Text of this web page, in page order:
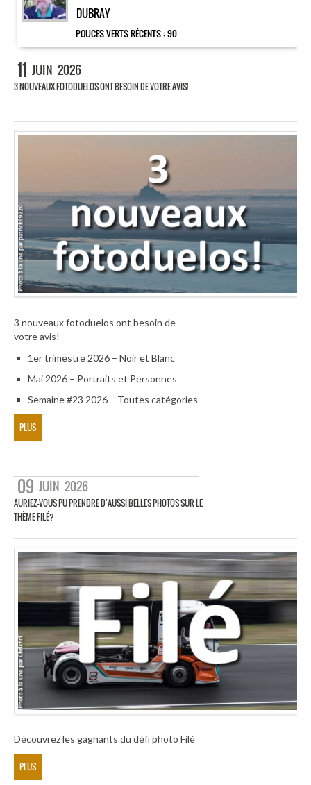
DUBRAY
POUCES VERTS RÉCENTS :90
11 JUIN 2026
3 NOUVEAUX FOTODUELOS ONT BESOIN DE VOTRE AVIS!
3 nouveaux fotoduelos ont besoin de
votre avis!
1er trimestre 2026 – Noir et Blanc
Mai 2026 – Portraits et Personnes
Semaine #23 2026 – Toutes catégories
PLUS
09 JUIN 2026
AURIEZ-VOUS PU PRENDRE D’AUSSI BELLES PHOTOS SUR LE
THÈME FILÉ?
Découvrez les gagnants du défi photo Filé
PLUS